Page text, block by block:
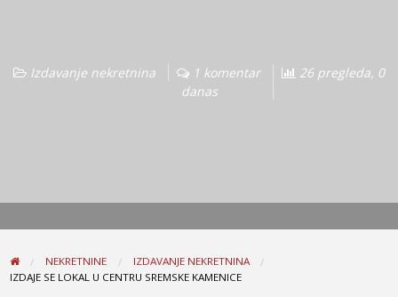
Izdavanje nekretnina 1 komentar
26 pregleda, 0
danas
NEKRETNINE
IZDAVANJE NEKRETNINA
IZDAJE SE LOKAL U CENTRU SREMSKE KAMENICE